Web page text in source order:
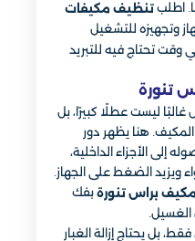
اطلب تنظيف مكيفات
وتجهيزه للتشغيل
وقت تحتاج فيه للتبريد
تنورة
ليست عطلًا كبيرًا، بل
هنا يظهر دور
إلى الأجزاء الداخلية،
ويزيد الضغط على الجهاز.
براس تنورة بفك
الغسيل.
بل يحتاج إزالة الغبار